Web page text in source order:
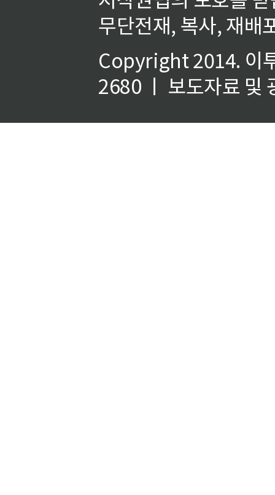
무단전재, 복사, 재배
Copyright 2014. 이
2680 ㅣ 보도자료